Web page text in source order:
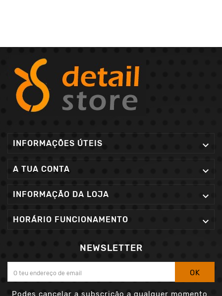
INFORMAÇÕES ÚTEIS 
A TUA CONTA 
INFORMAÇÃO DA LOJA 
HORÁRIO FUNCIONAMENTO 
NEWSLETTER
OK